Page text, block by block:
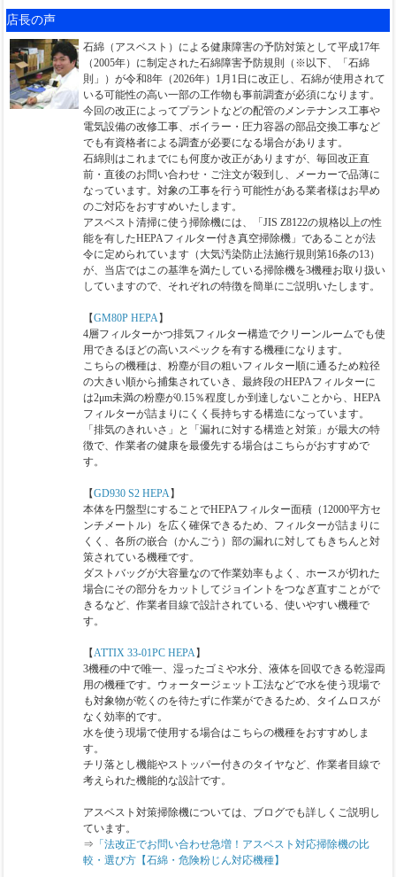
店長の声
石綿（アスベスト）による健康障害の予防対策として平成17年
（2005年）に制定された石綿障害予防規則（※以下、「石綿
則」）が令和8年（2026年）1月1日に改正し、石綿が使用されて
いる可能性の高い一部の工作物も事前調査が必須になります。
今回の改正によってプラントなどの配管のメンテナンス工事や
電気設備の改修工事、ボイラー・圧力容器の部品交換工事など
でも有資格者による調査が必要になる場合があります。
石綿則はこれまでにも何度か改正がありますが、毎回改正直
前・直後のお問い合わせ・ご注文が殺到し、メーカーで品薄に
なっています。対象の工事を行う可能性がある業者様はお早め
のご対応をおすすめいたします。
アスベスト清掃に使う掃除機には、「JIS Z8122の規格以上の性
能を有したHEPAフィルター付き真空掃除機」であることが法
令に定められています（大気汚染防止法施行規則第16条の13）
が、当店ではこの基準を満たしている掃除機を3機種お取り扱い
していますので、それぞれの特徴を簡単にご説明いたします。
【GM80P HEPA】
4層フィルターかつ排気フィルター構造でクリーンルームでも使
用できるほどの高いスペックを有する機種になります。
こちらの機種は、粉塵が目の粗いフィルター順に通るため粒径
の大きい順から捕集されていき、最終段のHEPAフィルターに
は2μm未満の粉塵が0.15％程度しか到達しないことから、HEPA
フィルターが詰まりにくく長持ちする構造になっています。
「排気のきれいさ」と「漏れに対する構造と対策」が最大の特
徴で、作業者の健康を最優先する場合はこちらがおすすめで
す。
【GD930 S2 HEPA】
本体を円盤型にすることでHEPAフィルター面積（12000平方セ
ンチメートル）を広く確保できるため、フィルターが詰まりに
くく、各所の嵌合（かんごう）部の漏れに対してもきちんと対
策されている機種です。
ダストバッグが大容量なので作業効率もよく、ホースが切れた
場合にその部分をカットしてジョイントをつなぎ直すことがで
きるなど、作業者目線で設計されている、使いやすい機種で
す。
【ATTIX 33-01PC HEPA】
3機種の中で唯一、湿ったゴミや水分、液体を回収できる乾湿両
用の機種です。ウォータージェット工法などで水を使う現場で
も対象物が乾くのを待たずに作業ができるため、タイムロスが
なく効率的です。
水を使う現場で使用する場合はこちらの機種をおすすめしま
す。
チリ落とし機能やストッパー付きのタイヤなど、作業者目線で
考えられた機能的な設計です。
アスベスト対策掃除機については、ブログでも詳しくご説明し
ています。
⇒ 「法改正でお問い合わせ急増！アスベスト対応掃除機の比
較・選び方【石綿・危険粉じん対応機種】